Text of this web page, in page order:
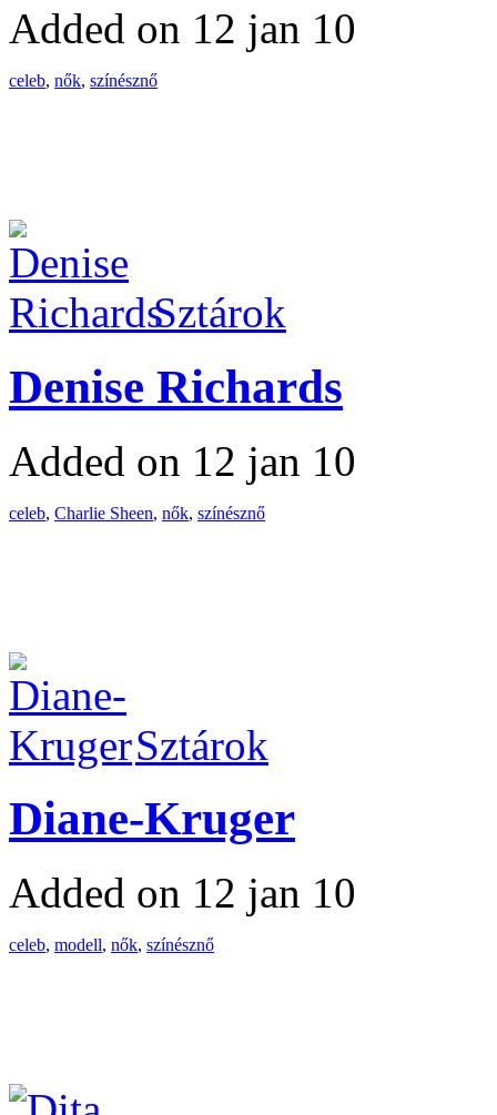
Added on 12 jan 10
celeb, nők, színésznő
Sztárok
Denise Richards
Added on 12 jan 10
celeb, Charlie Sheen, nők, színésznő
Sztárok
Diane-Kruger
Added on 12 jan 10
celeb, modell, nők, színésznő